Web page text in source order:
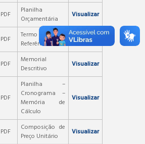
PDF
Planilha
Orçamentária
Visualizar
PDF
Termo de
Referência
Visualizar
PDF
Memorial
Descritivo
Visualizar
PDF
Planilha –
Cronograma –
Memória de
Cálculo
Visualizar
PDF
Composição de
Preço Unitário
Visualizar